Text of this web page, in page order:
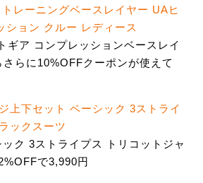
レーニングベースレイヤー UAヒ
ション クルー レディース
ギア コンプレッションベースレイ
らに10%OFFクーポンが使えて
上下セット ベーシック 3ストライ
ックスーツ
ク 3ストライプス トリコットジャ
で3,990円